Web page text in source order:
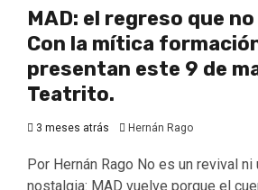
MAD: el regreso que
Con la mítica
presentan este 9 de
Teatrito.
3 meses atrás Hernán Rago
Por Hernán Rago No es un revival
nostalgia: MAD vuelve porque el